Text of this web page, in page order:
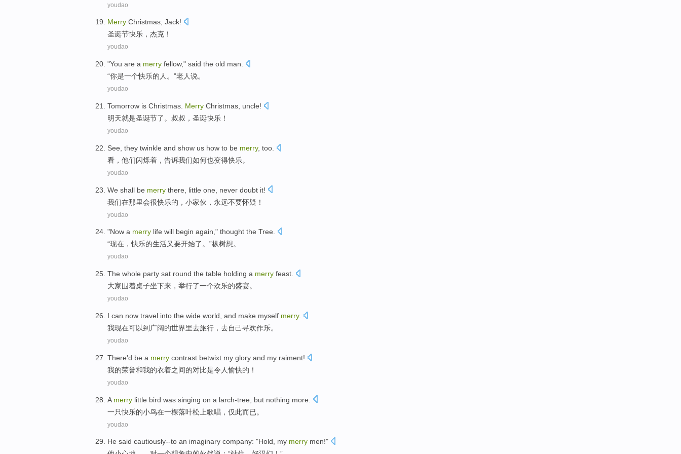
youdao
Merry Christmas, Jack!
圣诞节快乐， 杰克 ！
youdao
"You are a merry fellow," said the old man
“你是一个快乐的人 。”老人说。
youdao
Tomorrow is Christmas Merry Christmas uncle!
明天就是圣诞节了。 叔叔 ， 圣诞快乐 ！
youdao
See they twinkle and show us how to be merry, too
看 ， 他们闪烁着 ， 告诉我们如何也变得快乐。
youdao
We shall be merry there little one never doubt it!
我们在那里会很快乐的， 小家伙 ， 永远不要怀疑 ！
youdao
"Now a merry life will begin again," thought the Tree.
“现在 ，快乐的生活又要开始了。”枞树想。
youdao
The whole party sat round the table holding a merry feast
大家围着桌子坐下来 ， 举行了一个欢乐的盛宴。
youdao
I can now travel into the wide world and make myself merry.
我现在可以到 广阔的世界里去旅行 ，去自己寻欢作乐。
youdao
There'd be a merry contrast betwixt my glory and my raiment!
我的荣誉和我的衣着之间的对比是令人愉快的！
youdao
A merry little bird was singing on a larch-tree , but nothing more.
一只快乐的小鸟在一棵落叶松 上歌唱，仅此而已。
youdao
He said cautiously--to an imaginary company: "Hold, my merry men!"